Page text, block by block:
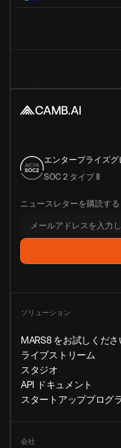
エンタープライズ
SOC 2 タイプ II
ニュースレターを購読する
ソリューション
MARS8 をお試しくださ
ライブストリーム
スタジオ
API ドキュメント
スタートアッププログ
会社